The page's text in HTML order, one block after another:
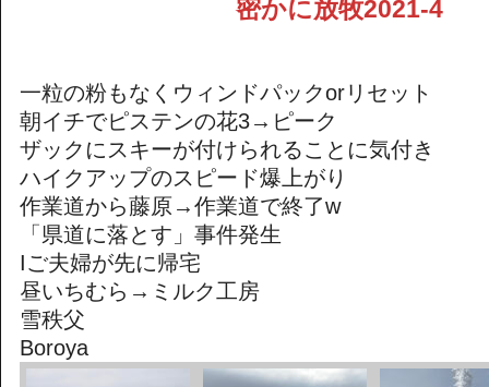
密かに放牧2021-4
一粒の粉もなくウィンドパックorリセット
朝イチでピステンの花3→ピーク
ザックにスキーが付けられることに気付き
ハイクアップのスピード爆上がり
作業道から藤原→作業道で終了w
「県道に落とす」事件発生
Iご夫婦が先に帰宅
昼いちむら→ミルク工房
雪秩父
Boroya